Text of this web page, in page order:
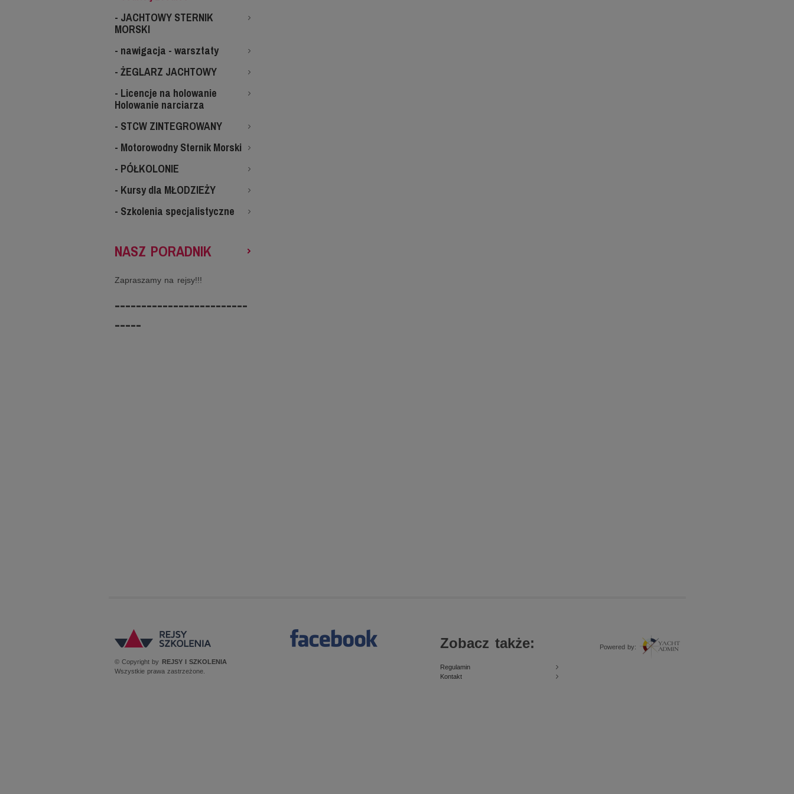
- JACHTOWY STERNIK
MORSKI
- nawigacja - warsztaty
- ŻEGLARZ JACHTOWY
- Licencje na holowanie
Holowanie narciarza
- STCW ZINTEGROWANY
- Motorowodny Sternik Morski
- PÓŁKOLONIE
- Kursy dla MŁODZIEŻY
- Szkolenia specjalistyczne
NASZ PORADNIK
Zapraszamy na rejsy!!!
-------------------------
-----
© Copyright by REJSY I SZKOLENIA
Wszystkie prawa zastrzeżone.
Powered by:
Zobacz także:
Regulamin
Kontakt